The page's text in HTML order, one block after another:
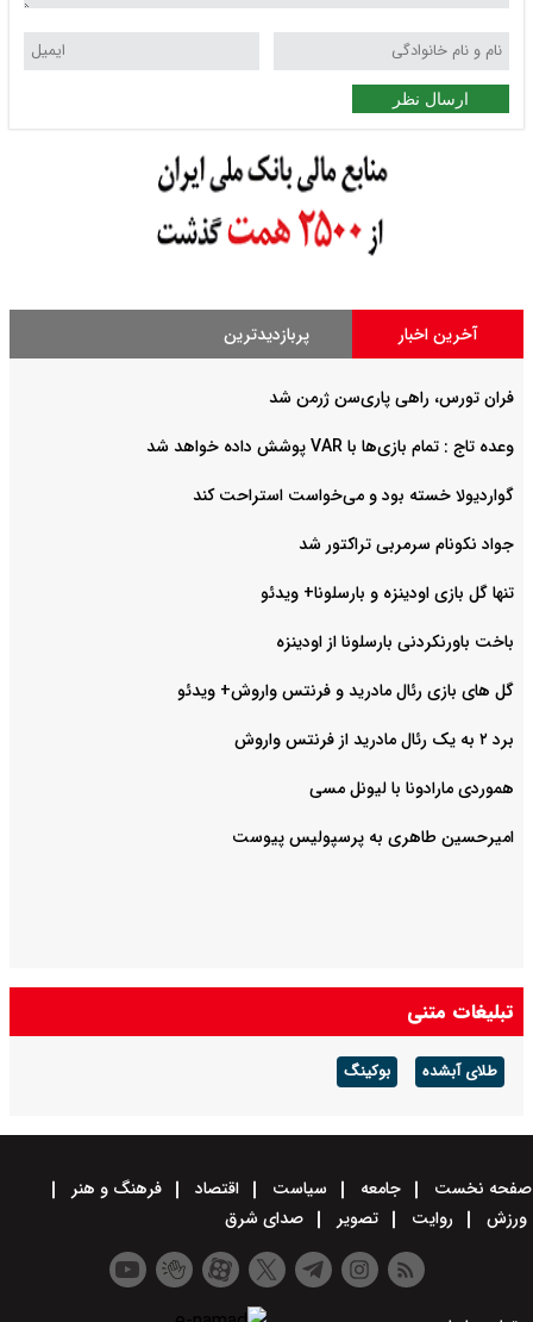
ارسال نظر
آخرین اخبار پربازدیدترین
فران تورس، راهی پاری‌سن ژرمن شد
وعده تاج : تمام بازی‌ها با VAR پوشش داده خواهد شد
گواردیولا خسته بود و می‌خواست استراحت کند
جواد نکونام سرمربی تراکتور شد
تنها گل بازی اودینزه و بارسلونا+ ویدئو
باخت باورنکردنی بارسلونا از اودینزه
گل های بازی رئال مادرید و فرنتس واروش+ ویدئو
برد ۲ به یک رئال مادرید از فرنتس واروش
هموردی مارادونا با لیونل مسی
امیرحسین طاهری به پرسپولیس پیوست
تبلیغات متنی
طلای آبشده بوکینگ
صفحه نخست جامعه سیاست اقتصاد
فرهنگ و هنر
ورزش
روایت تصویر صدای شرق